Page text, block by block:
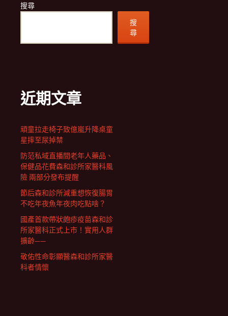
搜尋
搜
尋
近期文章
頑童拉走椅子致億嵐升降桌童
星摔至尿掉禁
防范私域直播間老年人藥品、
保健品花費森和診所家醫科風
險 兩部分發布提醒
節后森和診所減重想恢復腸胃
不吃年夜魚年夜肉吃點啥？
國產首款帶狀皰疹疫苗森和診
所家醫科正式上市！實用人群
擴齡——
敬佑性命彰顯醫森和診所家醫
科者情懷